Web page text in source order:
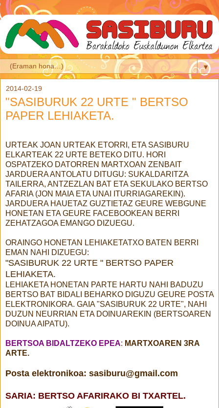
▼
2014-02-19
"SASIBURUK 22 URTE " BERTSO
PAPER LEHIAKETA.
URTEAK JOAN URTEAK ETORRI, ETA SASIBURU
ELKARTEAK 22 URTE BETEKO DITU. HORI
OSPATZEKO DATORREN MARTXOAN ZENBAIT
JARDUERA ANTOLATU DITUGU: SUKALDARITZA
TAILERRA, ANTZEZLAN BAT ETA SEKULAKO BERTSO
AFARIA (JON MAIA ETA UNAI ITURRIAGAREKIN).
JARDUERA HAUETAZ GUZTIETAZ GEURE WEBGUNE
HONETAN ETA GEURE FACEBOOKEAN BERRI
ZEHATZAGOA EMANGO DIZUEGU.
ORAINGO HONETAN LEHIAKETATXO BATEN BERRI
EMAN NAHI DIZUEGU:
"SASIBURUK 22 URTE " BERTSO PAPER
LEHIAKETA.
LEHIAKETA HONETAN PARTE HARTU NAHI BADUZU
BERTSO BAT BIDALI BEHARKO DIGUZU GEURE POSTA
ELEKTRONIKORA. GAIA "SASIBURUK 22 URTE", NAHI
DUZUN NEURRIAN ETA DOINUAREKIN (BERTSOAREN
DOINUA AIPATU).
BERTSOA BIDALTZEKO EPEA: MARTXOAREN 3RA
ARTE.
Posta elektronikoa: sasiburu@gmail.com
SARIA: BERTSO AFARIRAKO BI TXARTEL.